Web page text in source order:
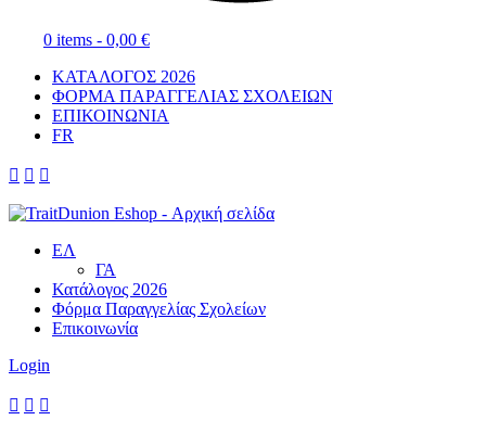
0 items - 0,00 €
ΚΑΤΑΛΟΓΟΣ 2026
ΦΟΡΜΑ ΠΑΡΑΓΓΕΛΙΑΣ ΣΧΟΛΕΙΩΝ
ΕΠΙΚΟΙΝΩΝΙΑ
FR
  
ΕΛ
ΓΑ
Κατάλογος 2026
Φόρμα Παραγγελίας Σχολείων
Επικοινωνία
Login
  